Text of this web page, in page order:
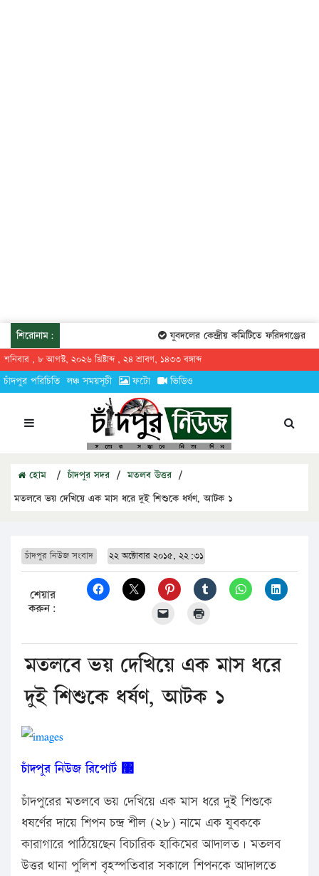
শিরোনাম: যুবদলের কেন্দ্রীয় কমিটিতে ফরিদগঞ্জের
শনিবার , ৮ আগস্ট, ২০২৬ খ্রিষ্টাব্দ , ২৪ শ্রাবণ, ১৪৩৩ বঙ্গাব্দ
চাঁদপুর পরিচিতি লঞ্চ সময়সূচী ফটো ভিডিও
হোম / চাঁদপুর সদর / মতলব উত্তর /
মতলবে ভয় দেখিয়ে এক মাস ধরে দুই শিশুকে ধর্ষণ, আটক ১
চাঁদপুর নিউজ সংবাদ ২২ অক্টোবার ২০১৫, ২২:৩১
শেয়ার
করুন:
মতলবে ভয় দেখিয়ে এক মাস ধরে
দুই শিশুকে ধর্ষণ, আটক ১
চাঁদপুর নিউজ রিপোর্ট ঳
চাঁদপুরের মতলবে ভয় দেখিয়ে এক মাস ধরে দুই শিশুকে
ধষর্ণের দায়ে শিপন চন্দ্র শীল (২৮) নামে এক যুবককে
কারাগারে পাঠিয়েছেন বিচারিক হাকিমের আদালত। মতলব
উত্তর থানা পুলিশ বৃহস্পতিবার সকালে শিপনকে আদালতে